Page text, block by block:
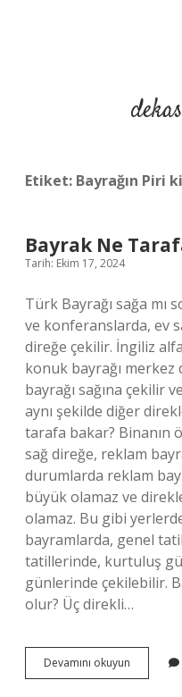
Etiket: Bayrağın Piri
Bayrak Ne
Tarih: Ekim 17, 2024
Türk Bayrağı sağa mı
ve konferanslarda, ev
direğe çekilir. İngiliz
konuk bayrağı
bayrağı sağına çekilir
aynı şekilde diğer
tarafa bakar? Binanın
sağ direğe, reklam
durumlarda reklam
büyük olamaz ve
olamaz. Bu gibi
bayramlarda, genel
tatillerinde, kurtuluş
günlerinde çekilebilir.
olur? Üç direkli…
Devamını okuyun
Ne